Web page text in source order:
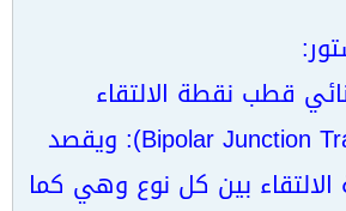
قطب نقطة الالتقاء
(Bipolar Junction Transistor or BJT): ويقصد
بين كل نوع وهي كما